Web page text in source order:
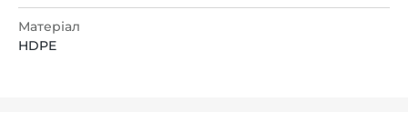
Матеріал
HDPE